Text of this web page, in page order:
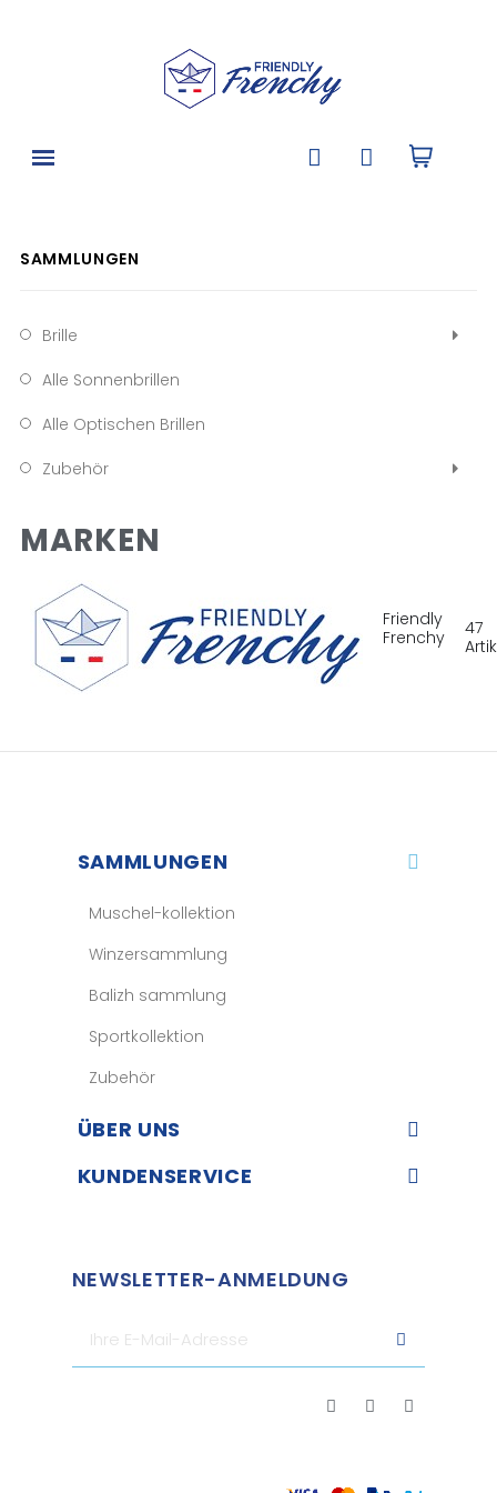
SAMMLUNGEN
Brille
Alle Sonnenbrillen
Alle Optischen Brillen
Zubehör
MARKEN
Friendly
Frenchy
47
SAMMLUNGEN
Muschel-kollektion
Winzersammlung
Balizh sammlung
Sportkollektion
Zubehör
ÜBER UNS​
KUNDENSERVICE​
NEWSLETTER-ANMELDUNG